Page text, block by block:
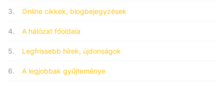
3. Online cikkek, blogbejegyzések
4. A hálózat főoldala
5. Legfrissebb hírek, újdonságok
6. A legjobbak gyűjteménye